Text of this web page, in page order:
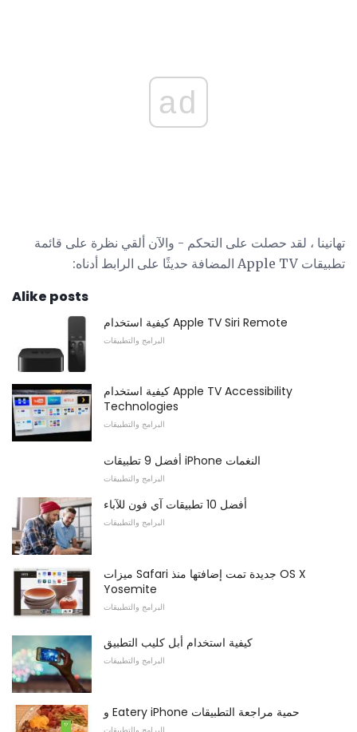
ad
تهانينا ، لقد حصلت على التحكم - والآن ألقي نظرة على قائمة
تطبيقات Apple TV المضافة حديثًا على الرابط أدناه:
Alike posts
كيفية استخدام Apple TV Siri Remote
البرامج والتطبيقات
كيفية استخدام Apple TV Accessibility
Technologies
البرامج والتطبيقات
أفضل 9 تطبيقات iPhone النغمات
البرامج والتطبيقات
أفضل 10 تطبيقات آي فون للآباء
البرامج والتطبيقات
ميزات Safari جديدة تمت إضافتها منذ OS X
Yosemite
البرامج والتطبيقات
كيفية استخدام أبل كليب التطبيق
البرامج والتطبيقات
و Eatery iPhone حمية مراجعة التطبيقات